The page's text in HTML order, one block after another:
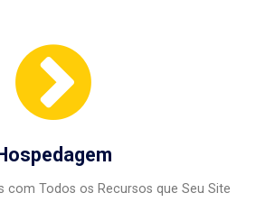
com Todos os Recursos que Seu Site